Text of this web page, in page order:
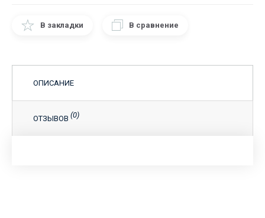
В закладки В сравнение
ОПИСАНИЕ
ОТЗЫВОВ (0)